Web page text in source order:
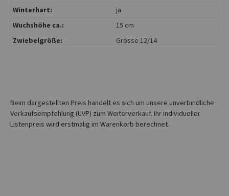
Winterhart:
ja
Wuchshöhe ca.:
15 cm
Zwiebelgröße:
Grösse 12/14
Beim dargestellten Preis handelt es sich um unsere unverbindliche
Verkaufsempfehlung (UVP) zum Weiterverkauf. Ihr individueller
Listenpreis wird erstmalig im Warenkorb berechnet.